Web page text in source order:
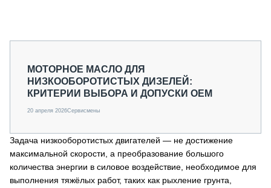
МОТОРНОЕ МАСЛО ДЛЯ
НИЗКООБОРОТИСТЫХ ДИЗЕЛЕЙ:
КРИТЕРИИ ВЫБОРА И ДОПУСКИ OEM
20 апреля 2026Сервисмены
Задача низкооборотистых двигателей — не достижение
максимальной скорости, а преобразование большого
количества энергии в силовое воздействие, необходимое для
выполнения тяжёлых работ, таких как рыхление грунта,